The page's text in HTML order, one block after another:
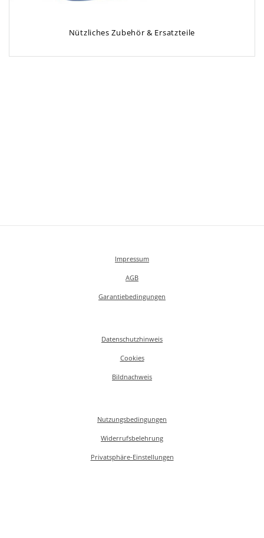
Nützliches Zubehör & Ersatzteile
Impressum
AGB
Garantiebedingungen
Datenschutzhinweis
Cookies
Bildnachweis
Nutzungsbedingungen
Widerrufsbelehrung
Privatsphäre-Einstellungen